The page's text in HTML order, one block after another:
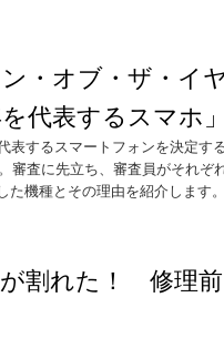
・オブ・ザ・イ
代表するスマホ
表するスマートフォンを決定す
審査に先立ち、審査員がそれぞ
た機種とその理由を紹介します
割れた！ 修理